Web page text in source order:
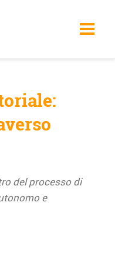
del processo di
e